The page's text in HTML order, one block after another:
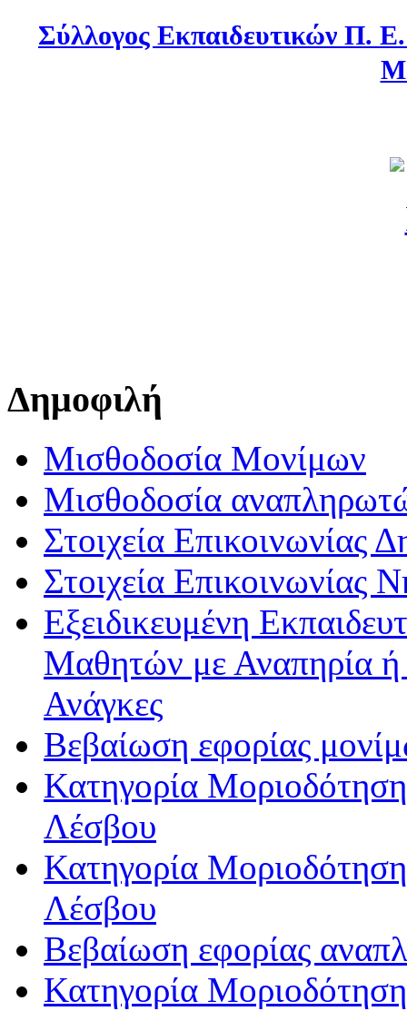
Σύλλογος Εκπαιδευτικών Π.
Δημοφιλή
Μισθοδοσία Μονίμων
Μισθοδοσία
Στοιχεία Επικοινωνίας
Στοιχεία Επικοινωνίας
Εξειδικευμένη
Μαθητών με Αναπηρία ή /
Ανάγκες
Βεβαίωση εφορίας
Κατηγορία
Λέσβου
Κατηγορία
Λέσβου
Βεβαίωση εφορίας
Κατηγορία